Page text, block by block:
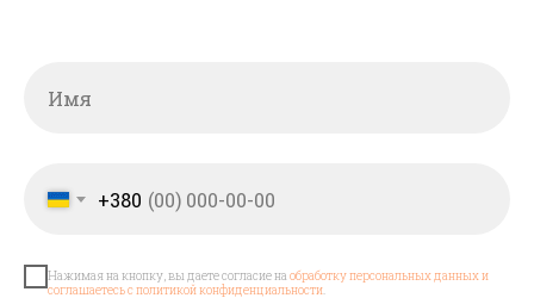
+380
Нажимая на кнопку, вы даете согласие на обработку персональных данных и
соглашаетесь с политикой конфиденциальности.